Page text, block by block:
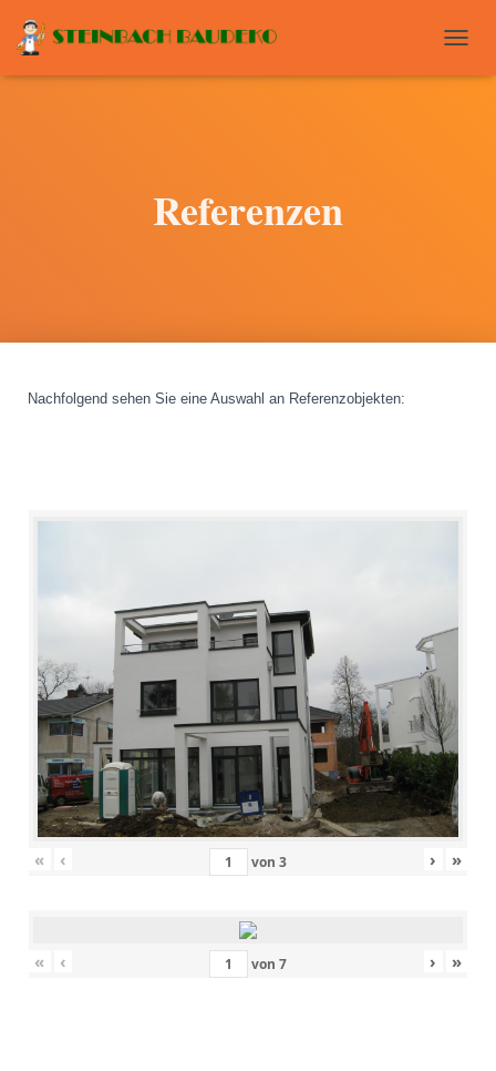
O
Referenzen
Nachfolgend sehen Sie eine Auswahl an Referenzobjekten:
« ‹ von 3 › »
« ‹ von 7 › »